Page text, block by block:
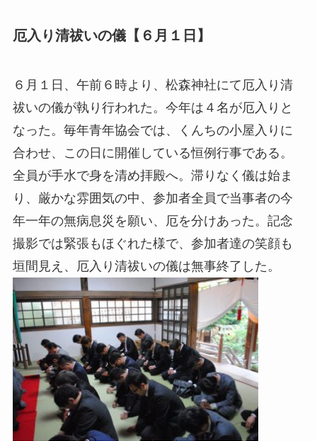
厄入り清祓いの儀【６月１日】
６月１日、午前６時より、松森神社にて厄入り清
祓いの儀が執り行われた。今年は４名が厄入りと
なった。毎年青年協会では、くんちの小屋入りに
合わせ、この日に開催している恒例行事である。
全員が手水で身を清め拝殿へ。滞りなく儀は始ま
り、厳かな雰囲気の中、参加者全員で当事者の今
年一年の無病息災を願い、厄を分けあった。記念
撮影では緊張もほぐれた様で、参加者達の笑顔も
垣間見え、厄入り清祓いの儀は無事終了した。